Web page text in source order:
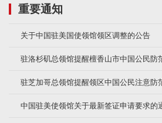
重要通知
关于中国驻美国使领馆领区调整的公告
驻洛杉矶总领馆提醒檀香山市中国公民防
驻芝加哥总领馆提醒领区中国公民注意防
中国驻美使领馆关于最新签证申请要求的